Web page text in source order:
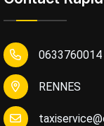
0633760014
RENNES